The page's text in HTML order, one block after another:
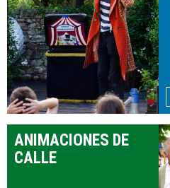
ANIMACIONES DE
CALLE